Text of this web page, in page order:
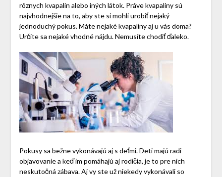
rôznych kvapalín alebo iných látok. Práve kvapaliny sú
najvhodnejšie na to, aby ste si mohli urobiť nejaký
jednoduchý pokus. Máte nejaké kvapaliny aj u vás doma?
Určite sa nejaké vhodné nájdu. Nemusíte chodiť ďaleko.
Pokusy sa bežne vykonávajú aj s deťmi. Deti majú radi
objavovanie a keď im pomáhajú aj rodičia, je to pre nich
neskutočná zábava. Aj vy ste už niekedy vykonávali so